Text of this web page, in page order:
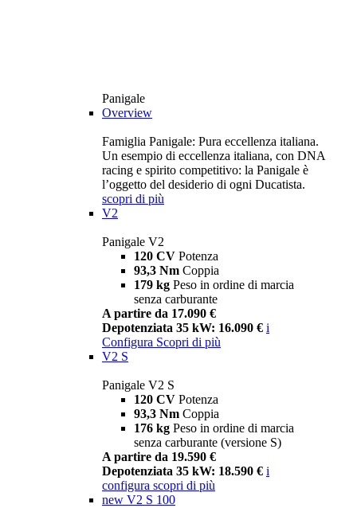
Panigale
Overview
Famiglia Panigale: Pura eccellenza italiana.
Un esempio di eccellenza italiana, con DNA
racing e spirito competitivo: la Panigale è
l’oggetto del desiderio di ogni Ducatista.
scopri di più
V2
Panigale V2
120 CV Potenza
93,3 Nm Coppia
179 kg Peso in ordine di marcia
senza carburante
A partire da 17.090 €
Depotenziata 35 kW: 16.090 € i
Configura Scopri di più
V2 S
Panigale V2 S
120 CV Potenza
93,3 Nm Coppia
176 kg Peso in ordine di marcia
senza carburante (versione S)
A partire da 19.590 €
Depotenziata 35 kW: 18.590 € i
configura scopri di più
new V2 S 100